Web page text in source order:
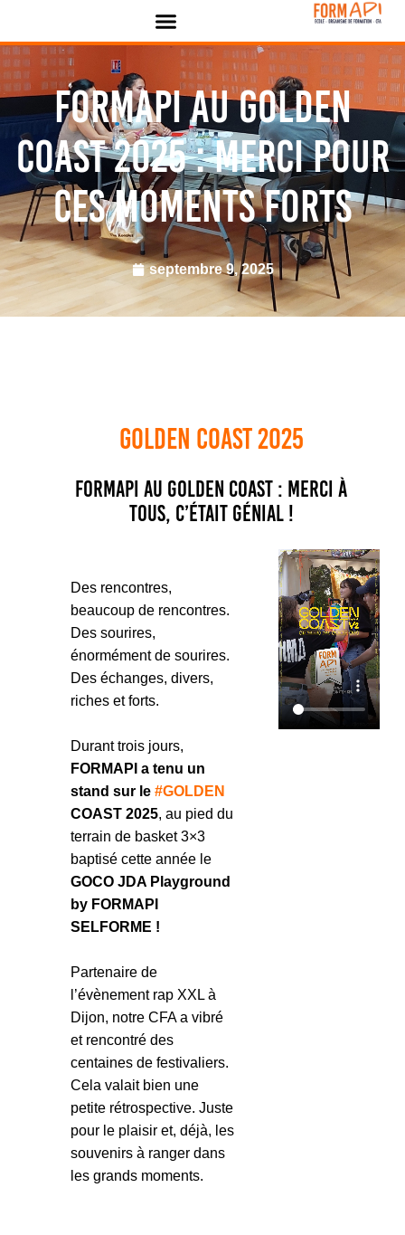
FORMAPI au Golden
Coast 2025 : merci pour
ces moments forts
septembre 9, 2025
GOLDEN COAST 2025
FORMAPI au Golden Coast : merci à
tous, c’était génial !
Des rencontres,
beaucoup de rencontres.
Des sourires,
énormément de sourires.
Des échanges, divers,
riches et forts.
Durant trois jours,
FORMAPI a tenu un
stand sur le#GOLDEN
COAST 2025, au pied du
terrain de basket 3×3
baptisé cette année le
GOCO JDA Playground
by FORMAPI
SELFORME !
Partenaire de
l’évènement rap XXL à
Dijon, notre CFA a vibré
et rencontré des
centaines de festivaliers.
Cela valait bien une
petite rétrospective. Juste
pour le plaisir et, déjà, les
souvenirs à ranger dans
les grands moments.
Panneau de gestion des cookies